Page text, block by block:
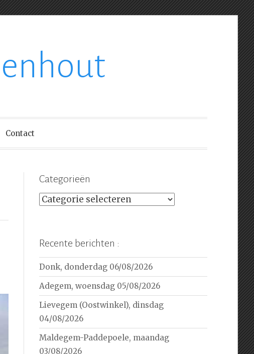
Contact
Categorieën
Categorieën
Recente berichten :
Donk, donderdag 06/08/2026
Adegem, woensdag 05/08/2026
Lievegem (Oostwinkel), dinsdag
04/08/2026
Maldegem-Paddepoele, maandag
03/08/2026